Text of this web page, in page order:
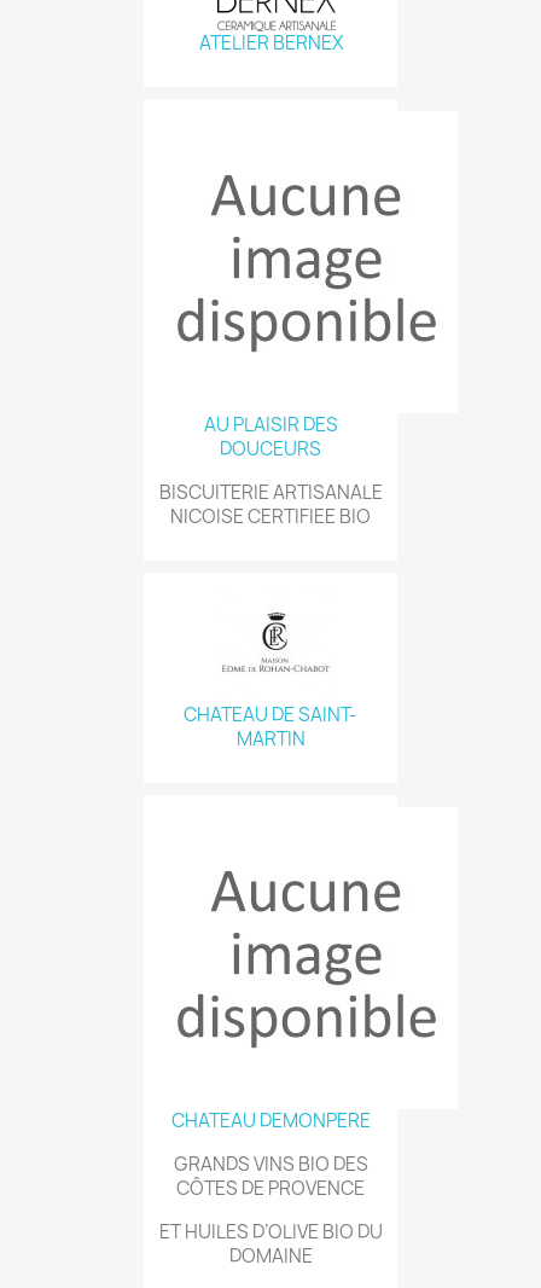
ATELIER BERNEX
AU PLAISIR DES
DOUCEURS
BISCUITERIE ARTISANALE
NICOISE CERTIFIEE BIO
CHATEAU DE SAINT-
MARTIN
CHATEAU DEMONPERE
GRANDS VINS BIO DES
CÔTES DE PROVENCE
ET HUILES D’OLIVE BIO DU
DOMAINE